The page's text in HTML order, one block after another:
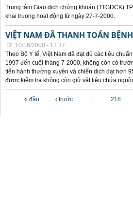
Trung tâm Giao dịch chứng khoán (TTGDCK)
khai truong hoạt động từ ngày 27-7-2000.
VIỆT NAM ĐÃ THANH TOÁN
T2, 10/16/2000 - 12:37
Theo Bộ Y tế, Việt Nam đã đạt đủ các tiêu
1997 đến cuối tháng 7-2000, không còn có
tiến hành thường xuyên và chiến dịch đạt hơn
được kiểm tra không còn giữ vật liệu chứa
« đầu ‹ trước … 218